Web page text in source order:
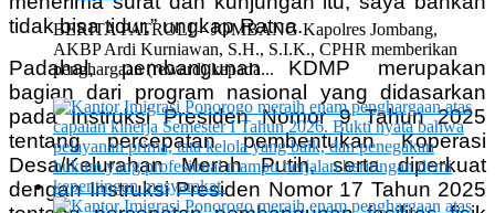
tidak bisa tidur,” ungkap Ratna.
Padahal, pembangunan KDMP merupakan
bagian dari program nasional yang didasarkan
pada Instruksi Presiden Nomor 9 Tahun 2025
tentang percepatan pembentukan Koperasi
Desa/Kelurahan Merah Putih, serta diperkuat
dengan Instruksi Presiden Nomor 17 Tahun 2025
BERITA PATROLI – JOMBANG Kapolres Jombang,
AKBP Ardi Kurniawan, S.H., S.I.K., CPHR memberikan
penghargaan (reward) kepada...